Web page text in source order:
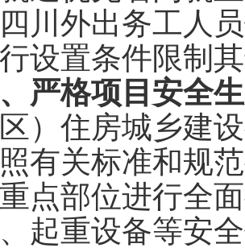
川外出务工人
设置条件限制
严格项目安全
区）住房城乡建
有关标准和规
点部位进行全
起重设备等安